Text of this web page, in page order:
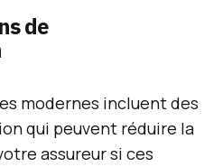
de
modernes incluent des
qui peuvent réduire la
assureur si ces